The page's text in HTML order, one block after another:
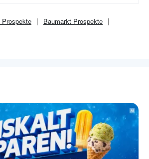
Prospekte Baumarkt Prospekte